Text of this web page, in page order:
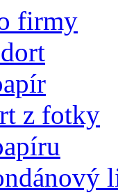
firmy
z fotky